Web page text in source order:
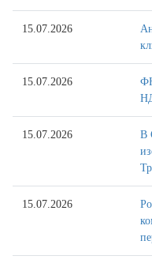
15.07.2026
15.07.2026
15.07.2026
В
15.07.2026